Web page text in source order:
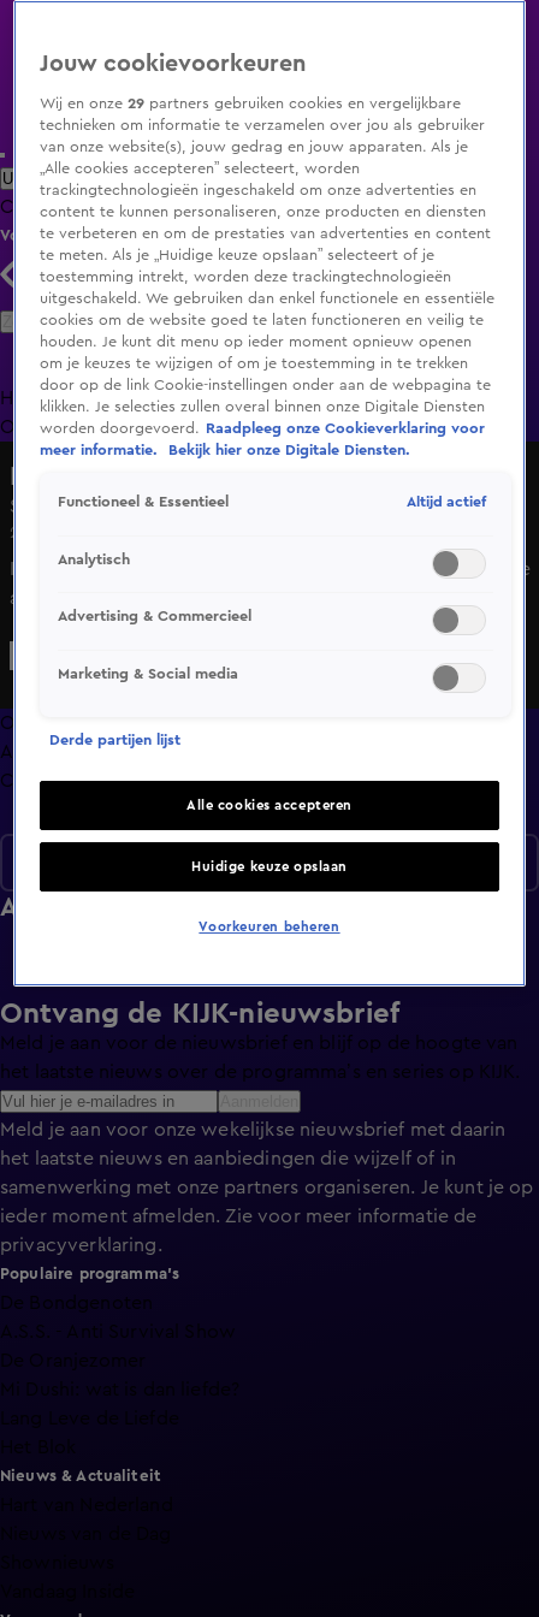
Uitzending Gemist Populaire programma's Zenders Genres
ClipsFilmsRadioSmart TV inlogShop
Volg KIJK
Zoeken
HomeUitzending Gemist Programma's De Bondgenoten
OranjezomerLivestreamsShop
Seizoen 1, aflevering 6
21 mei 2023, 22:30
Ingeborg snapte er helemaal niks van dat Björn zijn bandje
aan de Hollandse Miss Talisa gaf. Want hij is toch de
tegenpool van deze glamour dame? Toch ziet hij juist
biker ook een hele zachte kant te hebben als hij over zijn
moeder vertelt.
Overzicht
Afleveringen
Clips
Afleveringen
Ontvang de KIJK-nieuwsbrief
Meld je aan voor de nieuwsbrief en blijf op de hoogte van
het laatste nieuws over de programma’s en series op KIJK.
Meld je aan voor onze wekelijkse nieuwsbrief met daarin
het laatste nieuws en aanbiedingen die wijzelf of in
samenwerking met onze partners organiseren. Je kunt je op
ieder moment afmelden. Zie voor meer informatie de
privacyverklaring.
Populaire programma's
De Bondgenoten
A.S.S. - Anti Survival Show
De Oranjezomer
Mi Dushi: wat is dan liefde?
Lang Leve de Liefde
Nieuws & Actualiteit
Jouw cookievoorkeuren
Wij en onze29 partners gebruiken cookies en vergelijkbare
technieken om informatie te verzamelen over jou als gebruiker
van onze website(s), jouw gedrag en jouw apparaten. Als je
„Alle cookies accepteren” selecteert, worden
trackingtechnologieën ingeschakeld om onze advertenties en
content te kunnen personaliseren, onze producten en diensten
te verbeteren en om de prestaties van advertenties en content
te meten. Als je „Huidige keuze opslaan” selecteert of je
toestemming intrekt, worden deze trackingtechnologieën
uitgeschakeld. We gebruiken dan enkel functionele en essentiële
cookies om de website goed te laten functioneren en veilig te
houden. Je kunt dit menu op ieder moment opnieuw openen
om je keuzes te wijzigen of om je toestemming in te trekken
door op de link Cookie-instellingen onder aan de webpagina te
klikken. Je selecties zullen overal binnen onze Digitale Diensten
worden doorgevoerd.
Raadpleeg onze Cookieverklaring voor
meer informatie.
Bekijk hier onze Digitale Diensten.
Functioneel & Essentieel Altijd actief
Analytisch
Advertising & Commercieel
Marketing & Social media
Derde partijen lijst
Alle cookies accepteren
Huidige keuze opslaan
Voorkeuren beheren